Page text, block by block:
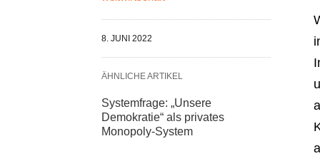
8. JUNI 2022
ÄHNLICHE ARTIKEL
Systemfrage: „Unsere
Demokratie“ als privates
Monopoly-System